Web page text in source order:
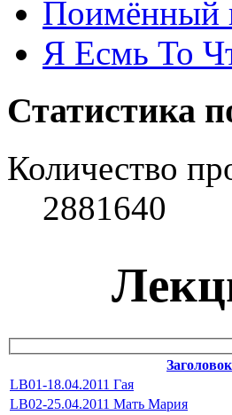
Поимённый
Я Есмь То
Статистика
Количество
2881640
Заголовок
LB01-18.04.2011 Гая
LB02-25.04.2011 Мать Мария